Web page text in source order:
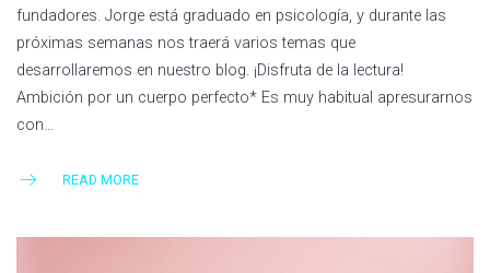
fundadores. Jorge está graduado en psicología, y durante las
próximas semanas nos traerá varios temas que
desarrollaremos en nuestro blog. ¡Disfruta de la lectura!
Ambición por un cuerpo perfecto* Es muy habitual apresurarnos
con…
READ MORE